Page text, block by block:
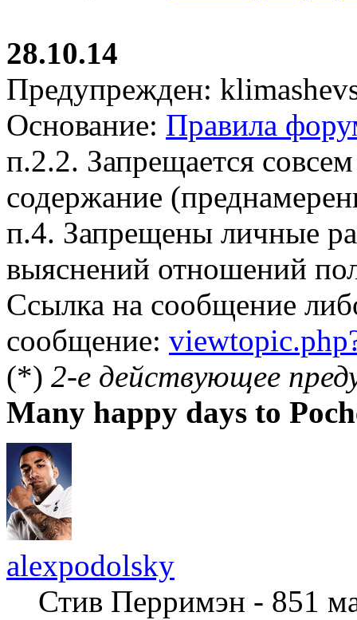
28.10.14
Предупрежден:
Основание: Правила
п.2.2. Запрещается
содержание
п.4. Запрещены личные
выяснений отношений
Ссылка на сообщение
сообщение:
(*) 2-е действующее
Many happy days to
alexpodolsky
Стив Перримэн - 851